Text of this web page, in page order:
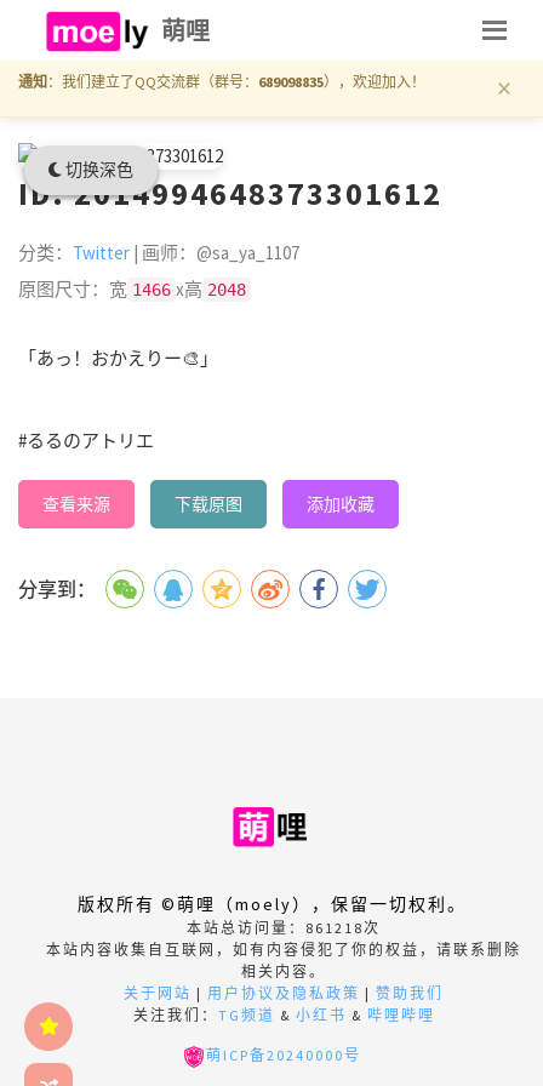
切换深色
萌哩
通知 ：我们建立了QQ交流群（群号： 689098835），欢迎加入！ ×
ID: 2014994648373301612
分类： Twitter | 画师：@sa_ya_1107
原图尺寸：宽 1466 x高 2048
「あっ！おかえりー🎨」
#るるのアトリエ
查看来源 下载原图 添加收藏
分享到：
版权所有 ©萌哩（moely），保留一切权利。
本站总访问量： 861218次
本站内容收集自互联网，如有内容侵犯了你的权益，请联系删除
相关内容。
关于网站 | 用户协议及隐私政策 | 赞助我们
关注我们： TG频道 & 小红书 & 哔哩哔哩
萌ICP备20240000号